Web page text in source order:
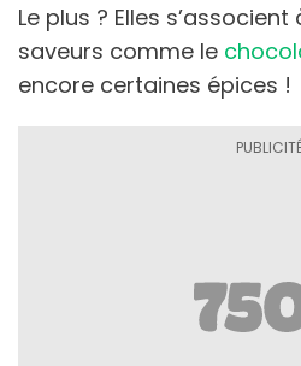
Le plus ? Elles
saveurs comme le
encore certaines épices !